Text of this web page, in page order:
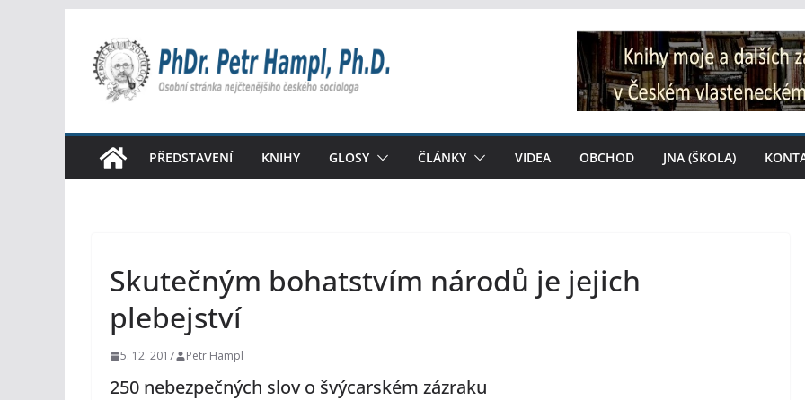
obsah
PŘEDSTAVENÍ KNIHY GLOSY ČLÁNKY VIDEA OBCHOD JNA (ŠKOLA)
Skutečným bohatstvím národů je jejich
plebejství
5. 12. 2017 Petr Hampl
250 nebezpečných slov o švýcarském zázraku